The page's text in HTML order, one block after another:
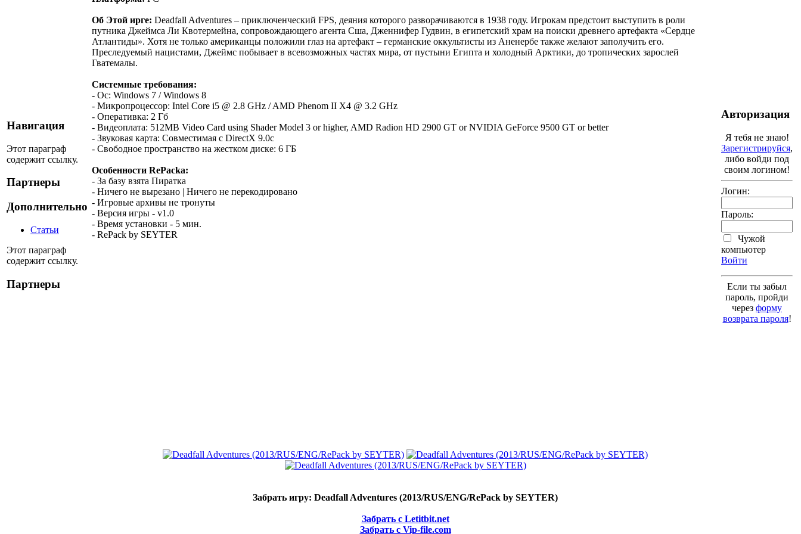
Навигация
Этот параграф
содержит ссылку.
Партнеры
Дополнительно
Статьи
Этот параграф
содержит ссылку.
Партнеры
Об Этой ирге: Deadfall Adventures – приключенческий FPS, деяния которого разворачиваются в 1938 году. Игрокам предстоит выступить в роли
путника Джеймса Ли Квотермейна, сопровождающего агента Сша, Дженнифер Гудвин, в египетский храм на поиски древнего артефакта «Сердце
Атлантиды». Хотя не только американцы положили глаз на артефакт – германские оккультисты из Аненербе также желают заполучить его.
Преследуемый нацистами, Джеймс побывает в всевозможных частях мира, от пустыни Египта и холодный Арктики, до тропических зарослей
Гватемалы.
Системные требования:
- Ос: Windows 7 / Windows 8
- Микропроцессор: Intel Core i5 @ 2.8 GHz / AMD Phenom II X4 @ 3.2 GHz
- Оперативка: 2 Гб
- Видеоплата: 512MB Video Card using Shader Model 3 or higher, AMD Radion HD 2900 GT or NVIDIA GeForce 9500 GT or better
- Звуковая карта: Совместимая с DirectX 9.0c
- Свободное пространство на жестком диске: 6 ГБ
Особенности RePacka:
- За базу взята Пиратка
- Ничего не вырезано | Ничего не перекодировано
- Игровые архивы не тронуты
- Версия игры - v1.0
- Время установки - 5 мин.
- RePack by SEYTER
Забрать игру: Deadfall Adventures (2013/RUS/ENG/RePack by SEYTER)
Забрать с Letitbit.net
Забрать с Vip-file.com
Авторизация
Я тебя не знаю!
Зарегистрируйся,
либо войди под
своим логином!
Логин:
Пароль:
Чужой
компьютер
Войти
Если ты забыл
пароль, пройди
через форму
возврата пароля!